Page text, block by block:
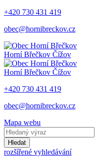
+420 730 431 419
obec@hornibreckov.cz
Horní Břečkov Čížov
Horní Břečkov Čížov
+420 730 431 419
obec@hornibreckov.cz
Mapa webu
Hledat
rozšířené vyhledávání